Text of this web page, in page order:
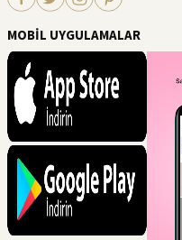
MOBİL UYGULAMALAR